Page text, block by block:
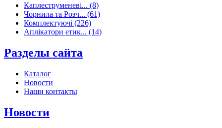
Каплеструменеві... (8)
Чорнила та Розч... (61)
Комплектуючі (226)
Аплікатори етик... (14)
Разделы сайта
Каталог
Новости
Наши контакты
Новости